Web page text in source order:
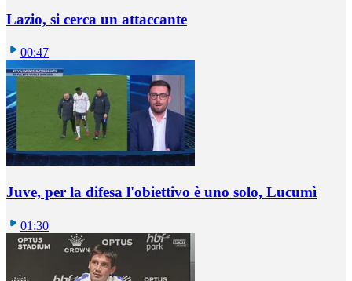
Lazio, si cerca un attaccante
00:47
Juve, per la difesa l'obiettivo è uno solo, Lucumì
01:30